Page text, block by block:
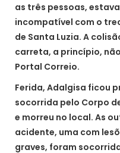
as três pessoas,
incompatível com o
de Santa Luzia. A
carreta, a princípio,
Portal Correio.
Ferida, Adalgisa ficou
socorrida pelo Corpo
e morreu no local. As
acidente, uma com
graves, foram